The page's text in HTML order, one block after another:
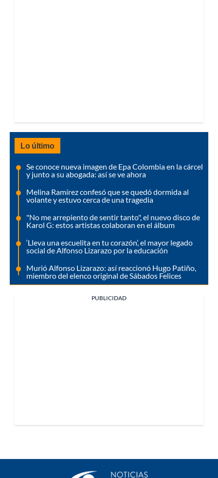
Lo último
Se conoce nueva imagen de Epa Colombia en la cárcel
y junto a su abogada: así se ve ahora
Melina Ramírez confesó que se quedó dormida al
volante y estuvo cerca de una tragedia
"No me arrepiento de sentir tanto", el nuevo disco de
Karol G: estos artistas colaboran en el álbum
‘Lleva una escuelita en tu corazón’, el mayor legado
social de Alfonso Lizarazo por la educación
Murió Alfonso Lizarazo: así reaccionó Hugo Patiño,
miembro del elenco original de Sábados Felices
PUBLICIDAD